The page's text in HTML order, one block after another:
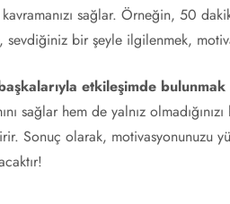
sağlar. Örneğin, 50
sevdiğiniz bir şeyle ilgilenmek,
etkileşimde bulunmak
sağlar hem de yalnız
Sonuç olarak, motivasyonunuzu